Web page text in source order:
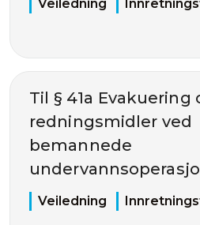
Veiledning
Til § 41a Evakuering
redningsmidler ved
bemannede
Veiledning